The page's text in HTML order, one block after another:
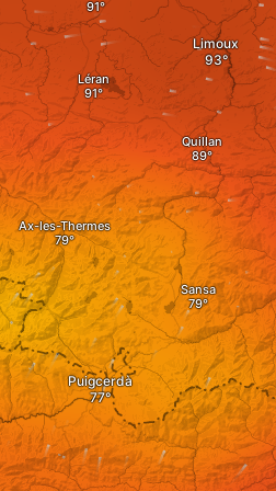
Sansa
Limoux
Quillan
Puigcerdà
Ax-les-Thermes
Léran